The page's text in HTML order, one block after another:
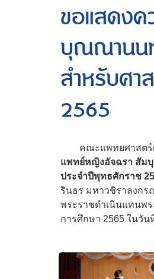
ขอแสดง
บุณณานนท์
สำหรับศา
2565
คณะแพทยศาสตร์ศิ
แพทย์หญิงอัจฉรา สัม
ประจำปีพุทธศักราช
รินธร มหาวชิราลงก
พระราชดำเนินแทนพ
การศึกษา 2565 ในวั